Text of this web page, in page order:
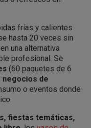
frías y calientes
hasta 20 veces sin
una alternativa
profesional. Se
(60 paquetes de 6
de
o eventos donde
fiestas temáticas,